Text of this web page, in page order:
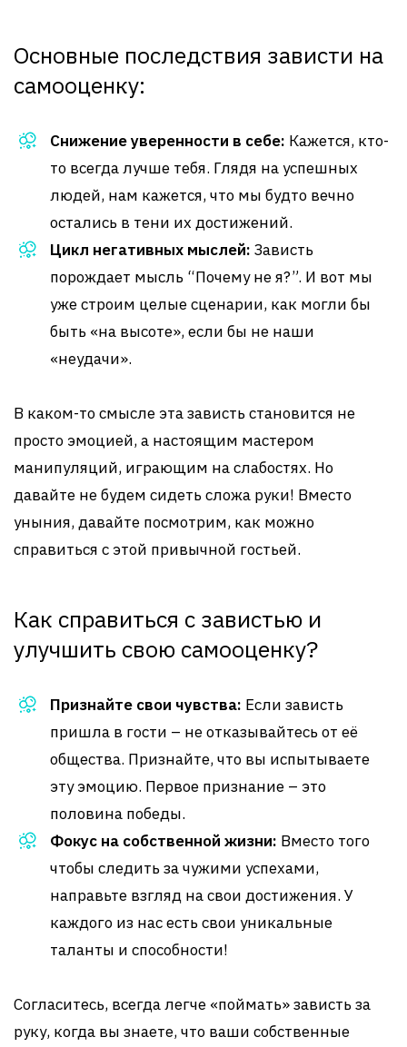
Основные последствия зависти на
самооценку:
Снижение уверенности в себе: Кажется, кто-
то всегда лучше тебя. Глядя на успешных
людей, нам кажется, что мы будто вечно
остались в тени их достижений.
Цикл негативных мыслей: Зависть
порождает мысль “Почему не я?”. И вот мы
уже строим целые сценарии, как могли бы
быть «на высоте», если бы не наши
«неудачи».
В каком-то смысле эта зависть становится не
просто эмоцией, а настоящим мастером
манипуляций, играющим на слабостях. Но
давайте не будем сидеть сложа руки! Вместо
уныния, давайте посмотрим, как можно
справиться с этой привычной гостьей.
Как справиться с завистью и
улучшить свою самооценку?
Признайте свои чувства: Если зависть
пришла в гости – не отказывайтесь от её
общества. Признайте, что вы испытываете
эту эмоцию. Первое признание – это
половина победы.
Фокус на собственной жизни: Вместо того
чтобы следить за чужими успехами,
направьте взгляд на свои достижения. У
каждого из нас есть свои уникальные
таланты и способности!
Согласитесь, всегда легче «поймать» зависть за
руку, когда вы знаете, что ваши собственные